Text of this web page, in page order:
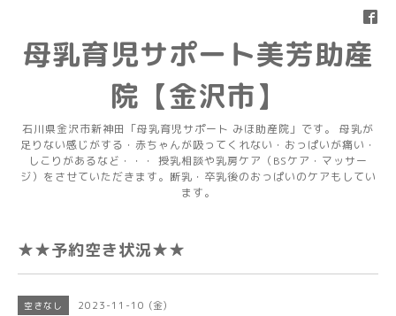
母乳育児サポート美芳助産
院【金沢市】
石川県金沢市新神田「母乳育児サポート みほ助産院」です。 母乳が
足りない感じがする・赤ちゃんが吸ってくれない・おっぱいが痛い・
しこりがあるなど・・・ 授乳相談や乳房ケア（BSケア・マッサー
ジ）をさせていただきます。断乳・卒乳後のおっぱいのケアもしてい
ます。
★★予約空き状況★★
空きなし 2023-11-10 (金)